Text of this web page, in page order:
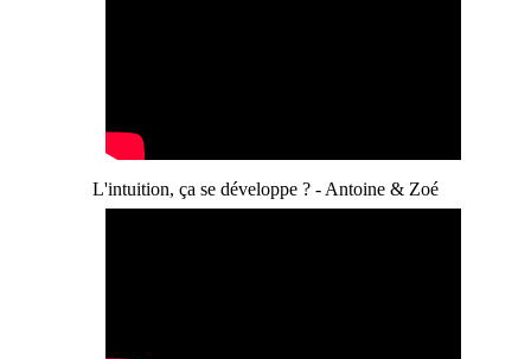
L'intuition, ça se développe ? - Antoine & Zoé